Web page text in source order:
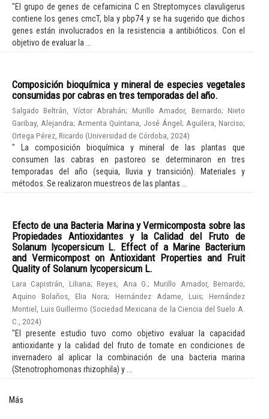
"El grupo de genes de cefamicina C en Streptomyces clavuligerus
contiene los genes cmcT, bla y pbp74 y se ha sugerido que dichos
genes están involucrados en la resistencia a antibióticos. Con el
objetivo de evaluar la ...
Composición bioquímica y mineral de especies vegetales
consumidas por cabras en tres temporadas del año.
Salgado Beltrán, Víctor Abrahán; Murillo Amador, Bernardo;Nieto
Garibay, Alejandra; Armenta Quintana, José Ángel; Aguilera, Narciso;
Ortega Pérez, Ricardo (Universidad de Córdoba 2024)
" La composición bioquímica y mineral de las plantas que
consumen las cabras en pastoreo se determinaron en tres
temporadas del año (sequia, lluvia y transición). Materiales y
métodos. Se realizaron muestreos de las plantas ...
Efecto de una Bacteria Marina y Vermicomposta sobre las
Propiedades Antioxidantes y la Calidad del Fruto de
Solanum lycopersicum L. Effect of a Marine Bacterium
and Vermicompost on Antioxidant Properties and Fruit
Quality of Solanum lycopersicum L.
Lara Capistrán, Liliana;Reyes, Ana G. ;Murillo Amador, Bernardo;
Aquino Bolaños, Elia Nora; Hernández Adame, Luis;Hernández
Montiel, Luis Guillermo (Sociedad Mexicana de la Ciencia del Suelo A.
C.
2024)
"El presente estudio tuvo como objetivo evaluar la capacidad
antioxidante y la calidad del fruto de tomate en condiciones de
invernadero al aplicar la combinación de una bacteria marina
(Stenotrophomonas rhizophila) y ...
Más